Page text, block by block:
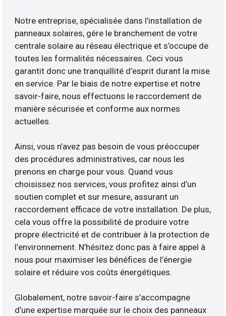
Notre entreprise, spécialisée dans l’installation de
panneaux solaires, gère le branchement de votre
centrale solaire au réseau électrique et s’occupe de
toutes les formalités nécessaires. Ceci vous
garantit donc une tranquillité d’esprit durant la mise
en service. Par le biais de notre expertise et notre
savoir-faire, nous effectuons le raccordement de
manière sécurisée et conforme aux normes
actuelles.
Ainsi, vous n’avez pas besoin de vous préoccuper
des procédures administratives, car nous les
prenons en charge pour vous. Quand vous
choisissez nos services, vous profitez ainsi d’un
soutien complet et sur mesure, assurant un
raccordement efficace de votre installation. De plus,
cela vous offre la possibilité de produire votre
propre électricité et de contribuer à la protection de
l’environnement. N’hésitez donc pas à faire appel à
nous pour maximiser les bénéfices de l’énergie
solaire et réduire vos coûts énergétiques.
Globalement, notre savoir-faire s’accompagne
d’une expertise marquée sur le choix des panneaux